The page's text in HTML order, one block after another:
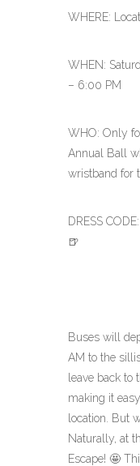
WHERE:
WHEN:
– 6:00 PM
WHO: Only
Annual Ball
wristband for
DRESS
🍺
Buses will
AM to the
leave back to
making it
location. But
Naturally, at
Escape! 🤩